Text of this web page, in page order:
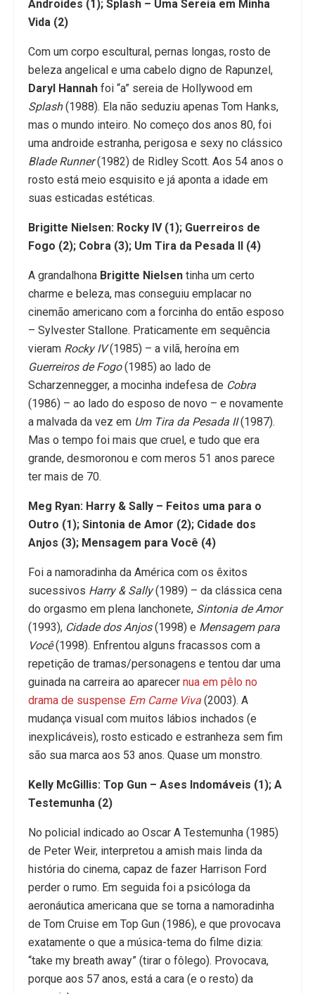
Androides (1); Splash – Uma Sereia em Minha
Vida (2)
Com um corpo escultural, pernas longas, rosto de
beleza angelical e uma cabelo digno de Rapunzel,
Daryl Hannah foi “a” sereia de Hollywood em
Splash(1988). Ela não seduziu apenas Tom Hanks,
mas o mundo inteiro. No começo dos anos 80, foi
uma androide estranha, perigosa e sexy no clássico
Blade Runner(1982) de Ridley Scott. Aos 54 anos o
rosto está meio esquisito e já aponta a idade em
suas esticadas estéticas.
Brigitte Nielsen: Rocky IV (1); Guerreiros de
Fogo (2); Cobra (3); Um Tira da Pesada II (4)
A grandalhona Brigitte Nielsen tinha um certo
charme e beleza, mas conseguiu emplacar no
cinemão americano com a forcinha do então esposo
– Sylvester Stallone. Praticamente em sequência
vieram Rocky IV(1985) – a vilã, heroína em
Guerreiros de Fogo(1985) ao lado de
Scharzennegger, a mocinha indefesa de Cobra
(1986) – ao lado do esposo de novo – e novamente
a malvada da vez em Um Tira da Pesada II(1987).
Mas o tempo foi mais que cruel, e tudo que era
grande, desmoronou e com meros 51 anos parece
ter mais de 70.
Meg Ryan: Harry & Sally – Feitos uma para o
Outro (1); Sintonia de Amor (2); Cidade dos
Anjos (3); Mensagem para Você (4)
Foi a namoradinha da América com os êxitos
sucessivos Harry & Sally(1989) – da clássica cena
do orgasmo em plena lanchonete, Sintonia de Amor
(1993), Cidade dos Anjos(1998) e Mensagem para
Você(1998). Enfrentou alguns fracassos com a
repetição de tramas/personagens e tentou dar uma
guinada na carreira ao aparecer nua em pêlo no
drama de suspense Em Carne Viva (2003). A
mudança visual com muitos lábios inchados (e
inexplicáveis), rosto esticado e estranheza sem fim
são sua marca aos 53 anos. Quase um monstro.
Kelly McGillis: Top Gun – Ases Indomáveis (1); A
Testemunha (2)
No policial indicado ao Oscar A Testemunha (1985)
de Peter Weir, interpretou a amish mais linda da
história do cinema, capaz de fazer Harrison Ford
perder o rumo. Em seguida foi a psicóloga da
aeronáutica americana que se torna a namoradinha
de Tom Cruise em Top Gun (1986), e que provocava
exatamente o que a música-tema do filme dizia:
“take my breath away” (tirar o fôlego). Provocava,
porque aos 57 anos, está a cara (e o resto) da